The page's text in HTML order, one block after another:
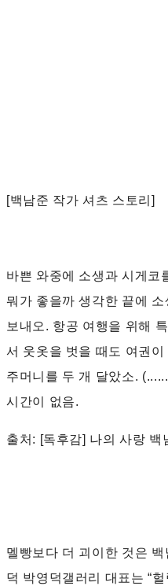
[백남준 작가 셔츠 스토리]
바쁜 와중에 소생과 시게코
뭐가 좋을까 생각한 끝에
보내오. 항공 여행을 위해
서 웃옷을 벗을 때도 여권
주머니를 두 개 달았소.
시간이 없음.
출처: [독후감] 나의 사랑 백
멜빵보다 더 괴이한 것은
덕 박영덕갤러리 대표는 “